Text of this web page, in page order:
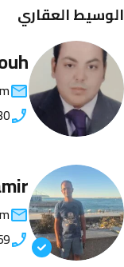
الوسيط العقاري